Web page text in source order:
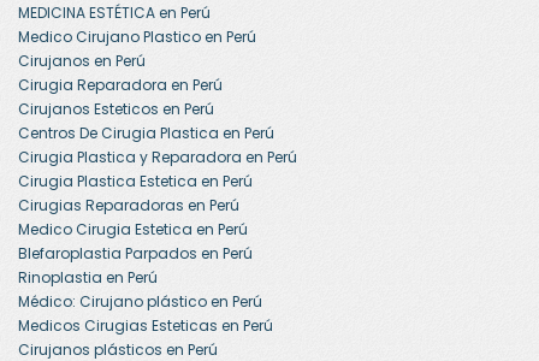
MEDICINA ESTÉTICA en Perú
Medico Cirujano Plastico en Perú
Cirujanos en Perú
Cirugia Reparadora en Perú
Cirujanos Esteticos en Perú
Centros De Cirugia Plastica en Perú
Cirugia Plastica y Reparadora en Perú
Cirugia Plastica Estetica en Perú
Cirugias Reparadoras en Perú
Medico Cirugia Estetica en Perú
Blefaroplastia Parpados en Perú
Rinoplastia en Perú
Médico: Cirujano plástico en Perú
Medicos Cirugias Esteticas en Perú
Cirujanos plásticos en Perú